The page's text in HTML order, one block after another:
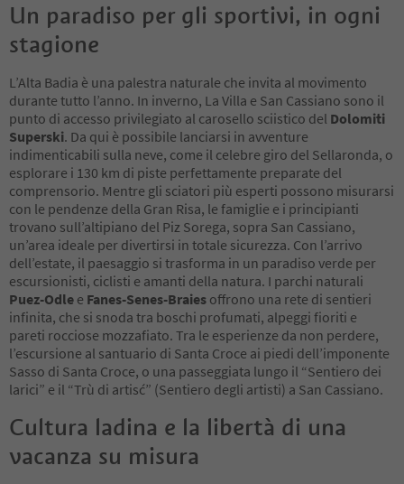
Un paradiso per gli sportivi, in ogni
stagione
L’Alta Badia è una palestra naturale che invita al movimento
durante tutto l’anno. In inverno, La Villa e San Cassiano sono il
punto di accesso privilegiato al carosello sciistico del Dolomiti
Superski. Da qui è possibile lanciarsi in avventure
indimenticabili sulla neve, come il celebre giro del Sellaronda, o
esplorare i 130 km di piste perfettamente preparate del
comprensorio. Mentre gli sciatori più esperti possono misurarsi
con le pendenze della Gran Risa, le famiglie e i principianti
trovano sull’altipiano del Piz Sorega, sopra San Cassiano,
un’area ideale per divertirsi in totale sicurezza. Con l’arrivo
dell’estate, il paesaggio si trasforma in un paradiso verde per
escursionisti, ciclisti e amanti della natura. I parchi naturali
Puez-Odle e Fanes-Senes-Braies offrono una rete di sentieri
infinita, che si snoda tra boschi profumati, alpeggi fioriti e
pareti rocciose mozzafiato. Tra le esperienze da non perdere,
l’escursione al santuario di Santa Croce ai piedi dell’imponente
Sasso di Santa Croce, o una passeggiata lungo il “Sentiero dei
larici” e il “Trù di artisć” (Sentiero degli artisti) a San Cassiano.
Cultura ladina e la libertà di una
vacanza su misura